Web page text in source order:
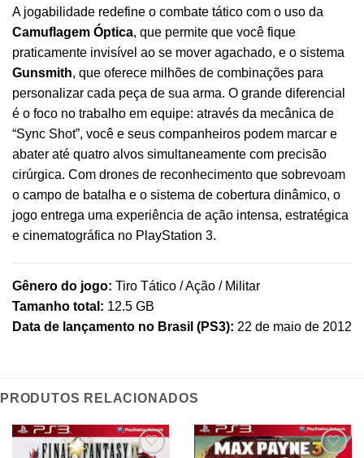
A jogabilidade redefine o combate tático com o uso da
Camuflagem Óptica, que permite que você fique
praticamente invisível ao se mover agachado, e o sistema
Gunsmith, que oferece milhões de combinações para
personalizar cada peça de sua arma. O grande diferencial
é o foco no trabalho em equipe: através da mecânica de
“Sync Shot”, você e seus companheiros podem marcar e
abater até quatro alvos simultaneamente com precisão
cirúrgica. Com drones de reconhecimento que sobrevoam
o campo de batalha e o sistema de cobertura dinâmico, o
jogo entrega uma experiência de ação intensa, estratégica
e cinematográfica no PlayStation 3.
Gênero do jogo: Tiro Tático / Ação / Militar
Tamanho total: 12.5 GB
Data de lançamento no Brasil (PS3): 22 de maio de 2012
PRODUTOS RELACIONADOS